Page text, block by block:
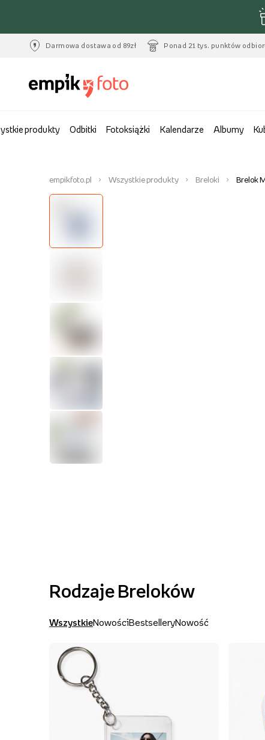
Darmowa dostawa od 89zł Ponad 21 tys. punktów
produkty Odbitki Fotoksiążki Kalendarze Albumy
empikfoto.pl Wszystkie produkty Breloki Brelok
Rodzaje Breloków
WszystkieNowościBestselleryNowość